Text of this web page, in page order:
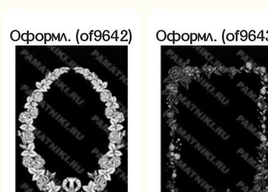
Оформл. (of9642) Оформл.